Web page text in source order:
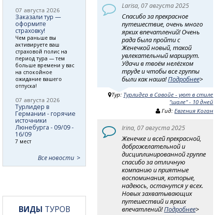
Larisa, 07 августа 2025
Спасибо за прекрасное
путешествие, очень много
ярких впечатлений! Очень
рада была пройти с
Женечкой новый, такой
увлекательный маршрут.
Удачи в твоём нелёгком
труде и чтобы все группы
были как наша!Подробнее>
Тур: Турлидер в Савойе - уют в стиле
"шале" - 10 дней
Гид:Евгения Коган
Irina, 07 августа 2025
Женечке и всей прекрасной,
доброжелательной и
дисциплинированной группе
спасибо за отличную
компанию и приятные
воспоминания, которые,
надеюсь, останутся у всех.
Новых захватывающих
путешествий и ярких
впечатлений!Подробнее>
07 августа 2026
Заказали тур —
оформите
страховку!
Чем раньше вы
активируете ваш
страховой полис на
период тура — тем
больше времени у вас
на спокойное
ожидание вашего
отпуска!
07 августа 2026
Турлидер в
Германии - горячие
источники
Люнебурга - 09/09 -
16/09
7 мест
Все новости
ВИДЫ ТУРОВ